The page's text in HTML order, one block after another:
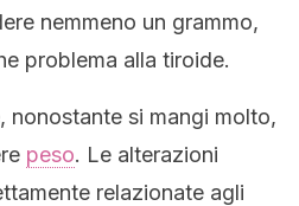
nemmeno un grammo,
problema alla tiroide.
nonostante si mangi molto,
peso. Le alterazioni
relazionate agli